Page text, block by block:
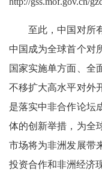
至此，中国对所有
中国成为全球首个对
国家实施单方面、全
不移扩大高水平对外
是落实中非合作论坛
体的创新举措，为全
市场将为非洲发展带
投资合作和非洲经济